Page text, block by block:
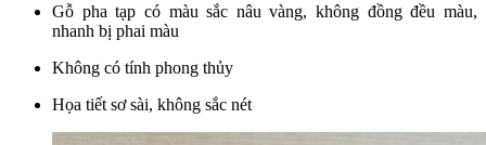
Gỗ pha tạp có màu sắc nâu vàng, không đồng đều màu,
nhanh bị phai màu
Không có tính phong thủy
Họa tiết sơ sài, không sắc nét